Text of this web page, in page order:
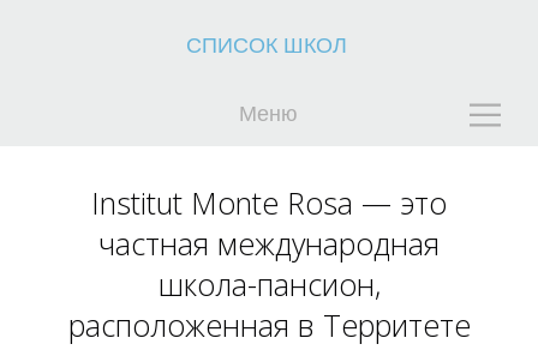
СПИСОК ШКОЛ
Меню
Institut Monte Rosa — это
частная международная
школа-пансион,
расположенная в Территете